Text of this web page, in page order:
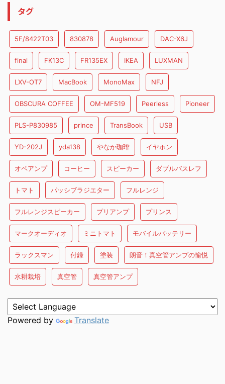
タグ
5F/8422T03 830878 Auglamour DAC-X6J
final FK13C FR135EX IKEA LUXMAN
LXV-OT7 MacBook MonoMax NFJ
OBSCURA COFFEE OM-MF519 Peerless Pioneer
PLS-P830985 prince TransBook USB
YD-202J yda138 やなか珈琲 イヤホン
オペアンプ コーヒー スピーカー ダブルバスレフ
トマト パッシブラジエター フルレンジ
フルレンジスピーカー プリアンプ プリンス
マークオーディオ ミニトマト モバイルバッテリー
ラックスマン 付録 塗装 朗音！真空管アンプの愉悦
水耕栽培 真空管 真空管アンプ
Powered by Translate